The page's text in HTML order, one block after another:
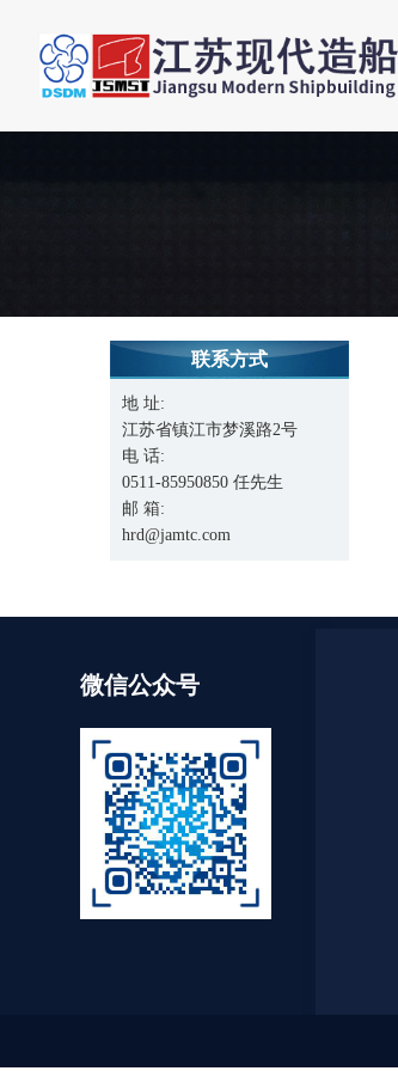
联系方式
地 址:
江苏省镇江市梦溪路2号
电 话:
0511-85950850 任先生
邮 箱:
hrd@jamtc.com
微信公众号